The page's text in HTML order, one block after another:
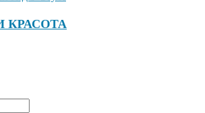
КРАСОТА